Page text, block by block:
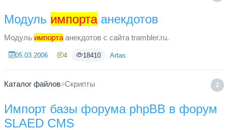
Модуль импортаанекдотов
Модуль импорта анекдотов с сайта trambler.ru.
05.03.2006 4 18410 Artas
2
Каталог файлов»Скрипты
Импорт базы форума phpBB в форум
SLAED CMS